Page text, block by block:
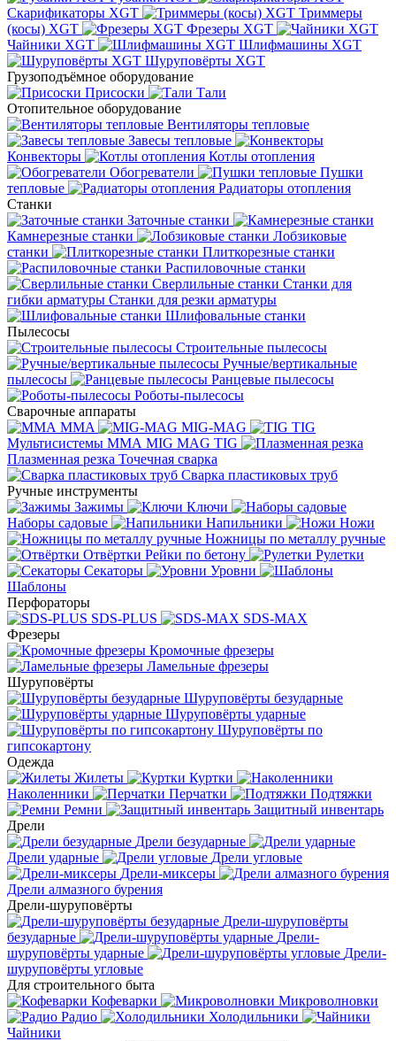
Скарификаторы XGT
Триммеры
(косы) XGT
Фрезеры XGT
Чайники XGT
Шлифмашины XGT
Шуруповёрты XGT
Грузоподъёмное оборудование
Присоски
Тали
Отопительное оборудование
Вентиляторы тепловые
Завесы тепловые
Конвекторы
Котлы отопления
Обогреватели
Пушки
тепловые
Радиаторы отопления
Станки
Заточные станки
Камнерезные станки
Лобзиковые
станки
Плиткорезные станки
Распиловочные станки
Сверлильные станки Станки для
гибки арматуры Станки для резки арматуры
Шлифовальные станки
Пылесосы
Строительные пылесосы
Ручные/вертикальные
пылесосы
Ранцевые пылесосы
Роботы-пылесосы
Сварочные аппараты
MMA
MIG-MAG
TIG
Мультисистемы ММА MIG MAG TIG
Плазменная резка Точечная сварка
Cварка пластиковых труб
Ручные инструменты
Зажимы
Ключи
Наборы садовые
Напильники
Ножи
Ножницы по металлу ручные
Отвёртки Рейки по бетону
Рулетки
Секаторы
Уровни
Шаблоны
Перфораторы
SDS-PLUS
SDS-MAX
Фрезеры
Кромочные фрезеры
Ламельные фрезеры
Шуруповёрты
Шуруповёрты безударные
Шуруповёрты ударные
Шуруповёрты по
гипсокартону
Одежда
Жилеты
Куртки
Наколенники
Перчатки
Подтяжки
Ремни
Защитный инвентарь
Дрели
Дрели безударные
Дрели ударные
Дрели угловые
Дрели-миксеры
Дрели алмазного бурения
Дрели-шуруповёрты
Дрели-шуруповёрты
безударные
Дрели-
шуруповёрты ударные
Дрели-
шуруповёрты угловые
Для строительного быта
Кофеварки
Микроволновки
Радио
Холодильники
Чайники